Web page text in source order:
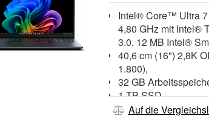
Intel® Core™ Ultra 7
4,80 GHz mit Intel®
3.0, 12 MB Intel®
40,6 cm (16") 2,8K
1.800),
32 GB
1 TB SSD,
Intel® Arc™
Auf die